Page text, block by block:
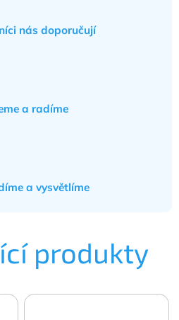
nás doporučují
a radíme
a vysvětlíme
produkty